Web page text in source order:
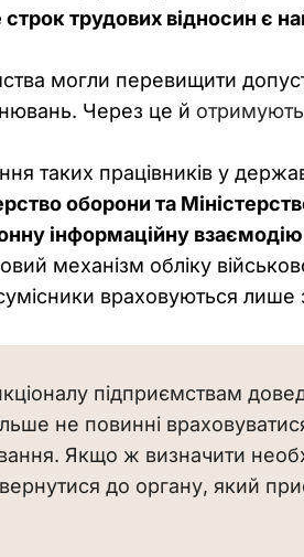
трудових відносин є
могли перевищити
Через це й
таких працівників у
оборони та
інформаційну
механізм обліку
враховуються
підприємствам
не повинні
Якщо ж визначити
до органу, який